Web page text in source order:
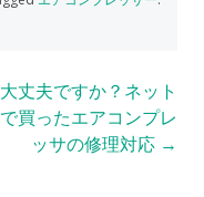
大丈夫ですか？ネット
で買ったエアコンプレ
ッサの修理対応 →